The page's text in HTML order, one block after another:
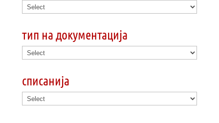
тип на документација
списанија